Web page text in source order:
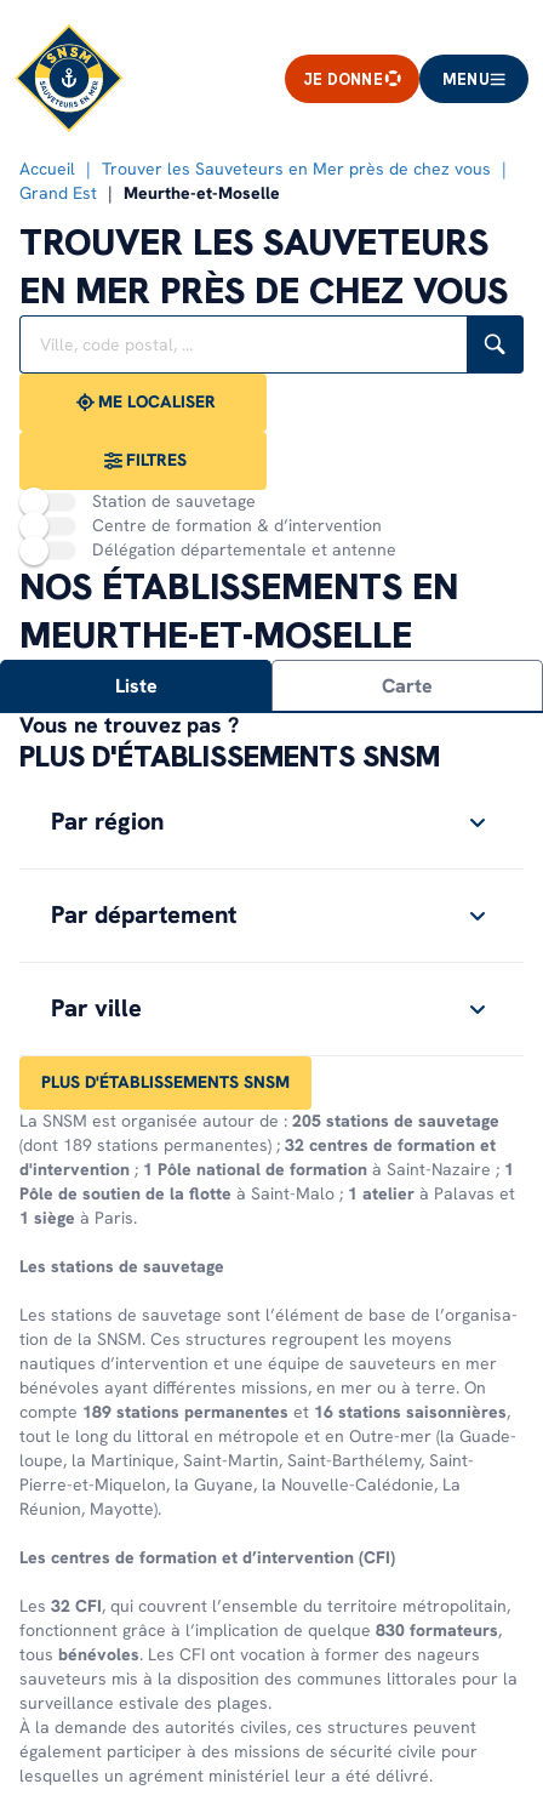
JE DONNE MENU
Accueil
Trouver les Sauveteurs en Mer près de chez vous
Grand Est
Meurthe-et-Moselle
TROUVER LES SAUVETEURS
EN MER PRÈS DE CHEZ VOUS
Rechercher
Veuillez
renseigner
adresse
{{count}}
résultat(s)
ME LOCALISER
FILTRES
Station de sauvetage
Centre de formation & d’intervention
Délégation départementale et antenne
NOS ÉTABLISSEMENTS EN
MEURTHE-ET-MOSELLE
Liste Carte
Vous ne trouvez pas ?
PLUS D'ÉTABLISSEMENTS SNSM
Par région
Par département
Par ville
PLUS D'ÉTABLISSEMENTS SNSM
La SNSM est organisée autour de : 205 stations de sauvetage
(dont 189 stations permanentes) ; 32 centres de formation et
d'intervention ; 1 Pôle national de formation à Saint-Nazaire ; 1
Pôle de soutien de la flotte à Saint-Malo ; 1 atelier à Palavas et
1 siège à Paris.
Les stations de sauve­tage
Les stations de sauve­tage sont l’élé­ment de base de l’or­ga­ni­sa­
tion de la SNSM. Ces struc­tures regroupent les moyens
nautiques d’in­ter­ven­tion et une équipe de sauveteurs en mer
bénévoles ayant différentes missions, en mer ou à terre. On
comp­te 189 stations perma­nentes et 16 stations saison­nières,
tout le long du litto­ral en métro­pole et en Outre-mer (la Guade­
loupe, la Marti­nique, Saint-Martin, Saint-Barthé­lemy, Saint-
Pierre-et-Mique­lon, la Guyane, la Nouvelle-Calé­do­nie, La
Réunion, Mayotte).
Les centres de forma­tion et d’in­ter­ven­tion (CFI)
Les 32 CFI, qui couvrent l’en­semble du terri­toire métro­po­li­tain,
fonc­tionnent grâce à l’im­pli­ca­tion de quelque 830 forma­teurs,
tous béné­voles. Les CFI ont voca­tion à former des nageurs
sauve­teurs mis à la dispo­si­tion des communes litto­rales pour la
surveillance esti­vale des plages.
À la demande des auto­ri­tés civiles, ces struc­tures peuvent
égale­ment parti­ci­per à des missions de sécu­rité civile pour
lesquelles un agré­ment minis­té­riel leur a été déli­vré.